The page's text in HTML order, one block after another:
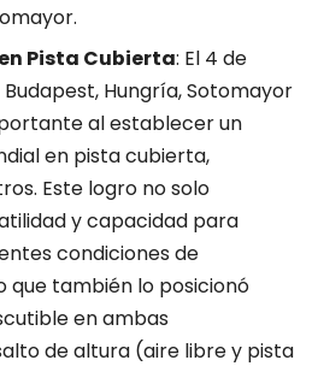
Pista Cubierta: El 4 de
Budapest, Hungría, Sotomayor
al establecer un
en pista cubierta,
Este logro no solo
y capacidad para
condiciones de
que también lo posicionó
en ambas
de altura (aire libre y pista